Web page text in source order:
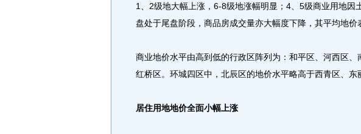
1、2级地大幅上涨，6-8级地涨幅明显；4、5级商业用地因
盘处于尾盘阶段，商品房成交量亦大幅度下降，其平均地价
商业地价水平由高到低的行政区阵列为：和平区、河西区、
红桥区。环城四区中，北辰区的地价水平略高于西青区、东
居住用地地价全面小幅上涨